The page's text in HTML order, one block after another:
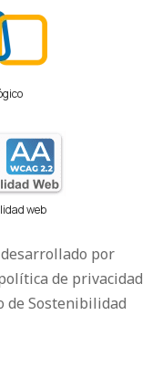
web
por
de privacidad
de Sostenibilidad